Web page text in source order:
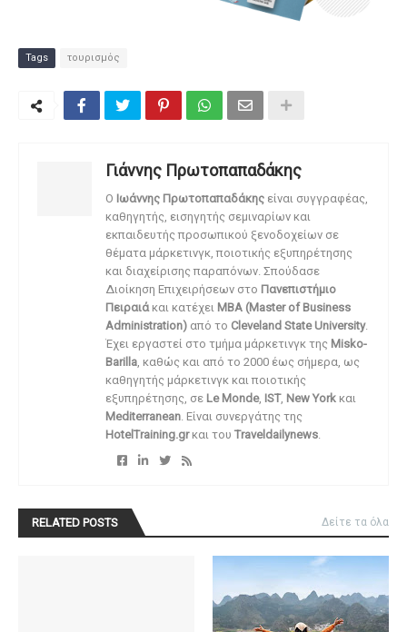
Tags τουρισμός
Γιάννης Πρωτοπαπαδάκης
O Ιωάννης Πρωτοπαπαδάκης είναι συγγραφέας,
καθηγητής, εισηγητής σεμιναρίων και
εκπαιδευτής προσωπικού ξενοδοχείων σε
θέματα μάρκετινγκ, ποιοτικής εξυπηρέτησης
και διαχείρισης παραπόνων. Σπούδασε
Διοίκηση Επιχειρήσεων στο Πανεπιστήμιο
Πειραιάκαι κατέχει MBA (Master of Business
Administration) από το Cleveland State University.
Έχει εργαστεί στο τμήμα μάρκετινγκ της Misko-
Barilla, καθώς και από το 2000 έως σήμερα, ως
καθηγητής μάρκετινγκ και ποιοτικής
εξυπηρέτησης, σε Le Monde, IST, New York και
Mediterranean. Είναι συνεργάτης της
HotelTraining.grκαι του Traveldailynews.
RELATED POSTS Δείτε τα όλα